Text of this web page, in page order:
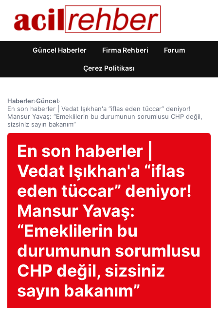
Güncel Haberler Firma Rehberi Forum
Çerez Politikası
Haberler›Güncel›
En son haberler | Vedat Işıkhan'a “iflas eden tüccar” deniyor!
Mansur Yavaş: “Emeklilerin bu durumunun sorumlusu CHP değil,
sizsiniz sayın bakanım”
En son haberler |
Vedat Işıkhan'a “iflas
eden tüccar” deniyor!
Mansur Yavaş:
“Emeklilerin bu
durumunun sorumlusu
CHP değil, sizsiniz
sayın bakanım”